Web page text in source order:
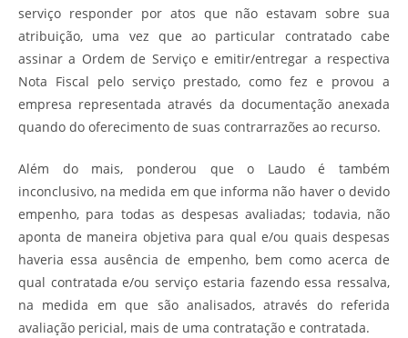
serviço responder por atos que não estavam sobre sua
atribuição, uma vez que ao particular contratado cabe
assinar a Ordem de Serviço e emitir/entregar a respectiva
Nota Fiscal pelo serviço prestado, como fez e provou a
empresa representada através da documentação anexada
quando do oferecimento de suas contrarrazões ao recurso.
Além do mais, ponderou que o Laudo é também
inconclusivo, na medida em que informa não haver o devido
empenho, para todas as despesas avaliadas; todavia, não
aponta de maneira objetiva para qual e/ou quais despesas
haveria essa ausência de empenho, bem como acerca de
qual contratada e/ou serviço estaria fazendo essa ressalva,
na medida em que são analisados, através do referida
avaliação pericial, mais de uma contratação e contratada.